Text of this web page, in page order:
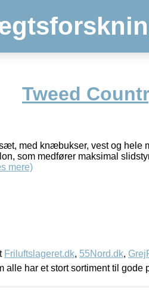
Tweed
med knæbukser, vest og hele
som medfører maksimal
mere)
Friluftslageret.dk, 55Nord.dk,
alle har et stort sortiment til gode